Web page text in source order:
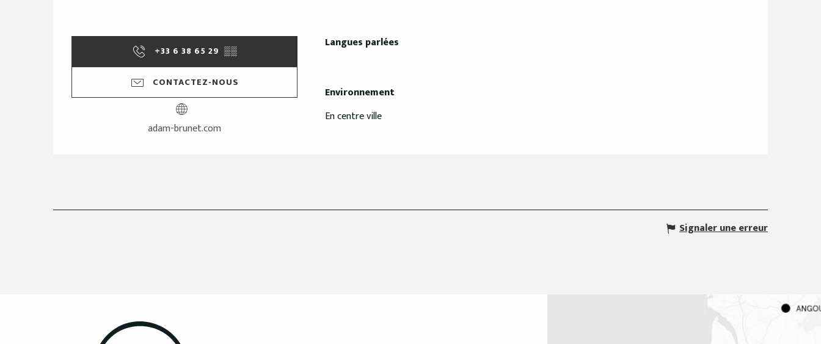
+33 6 38 65 29 ▒▒
CONTACTEZ-NOUS
adam-brunet.com
Langues parlées
Langues parlées
Environnement
Environnement
En centre ville
Signaler une erreur